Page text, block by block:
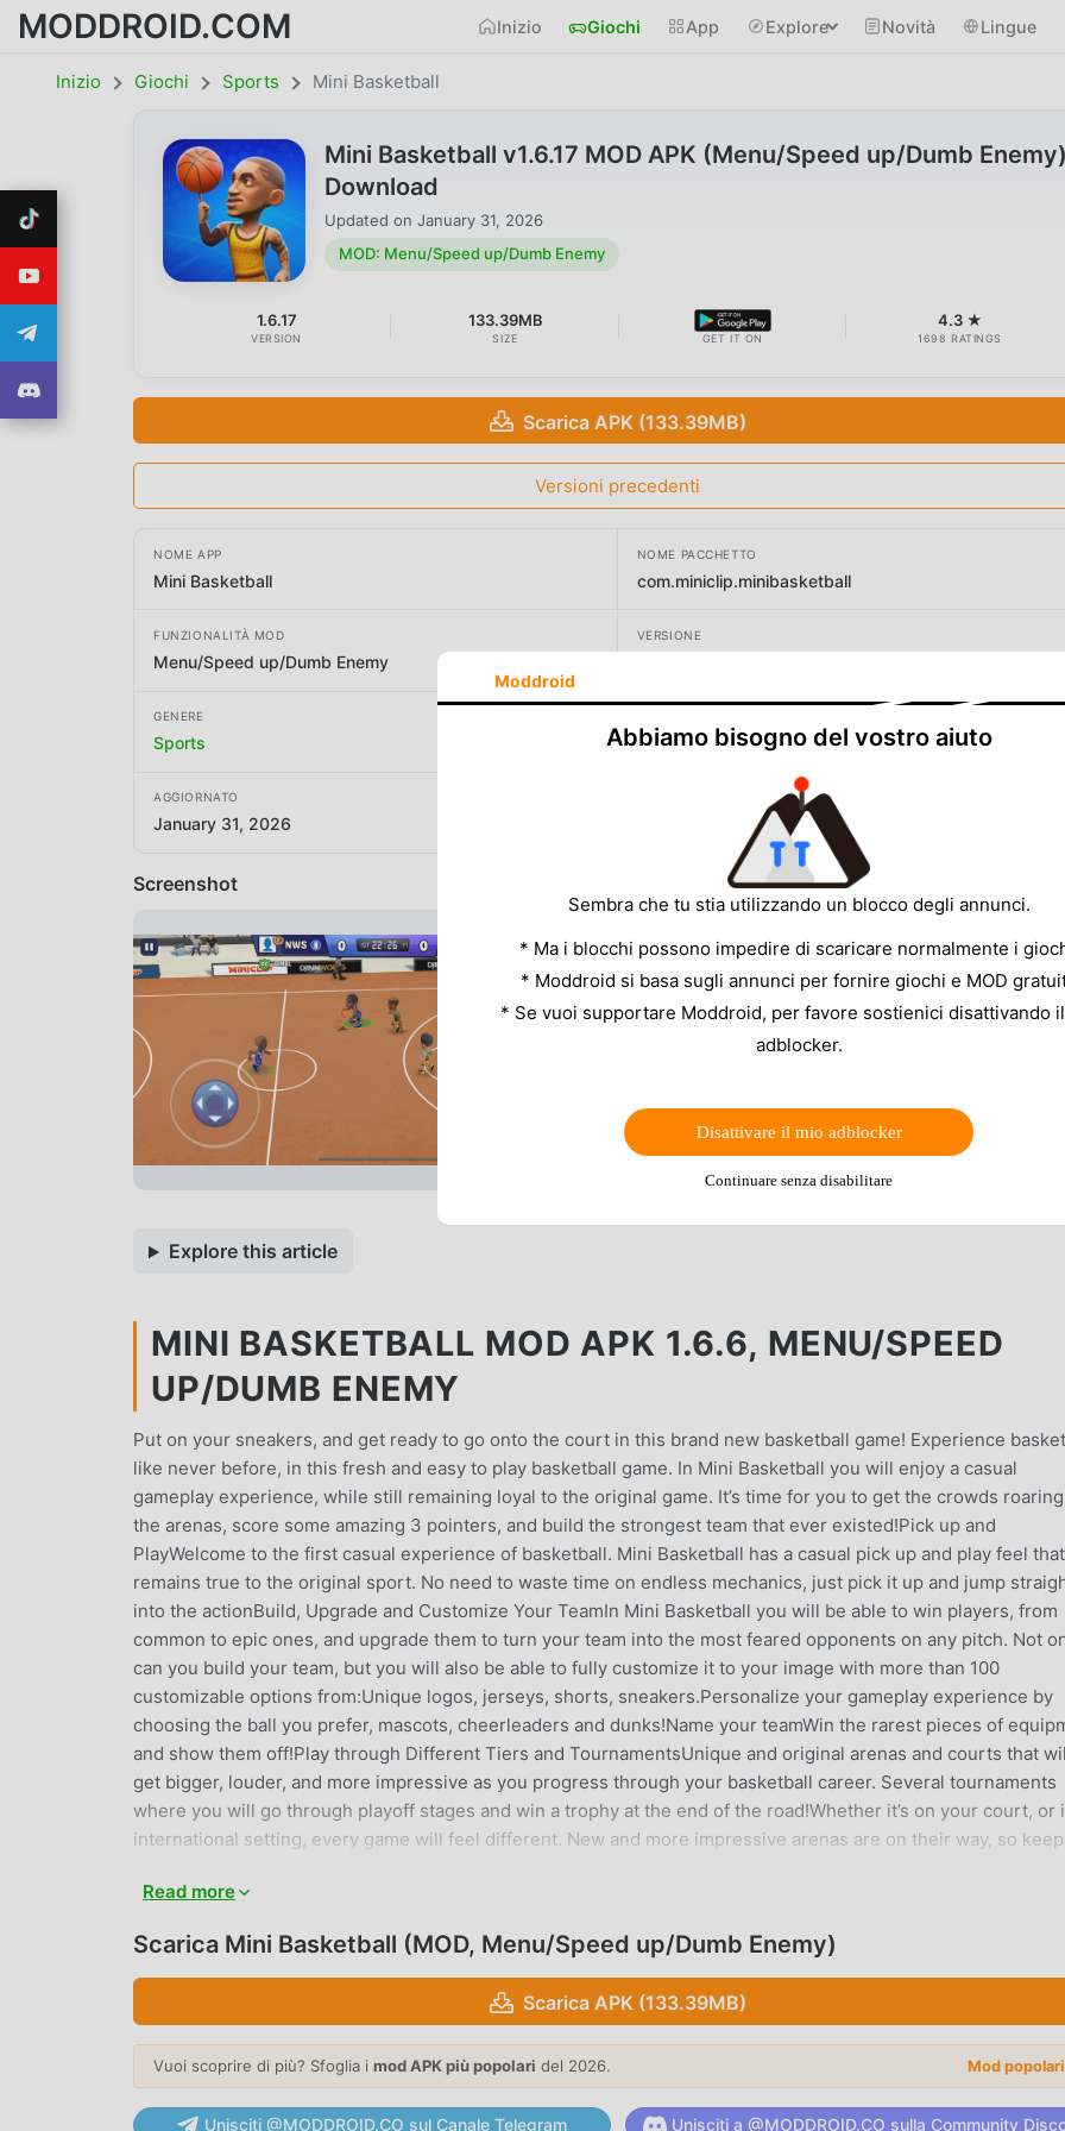
MODDROID.COM Inizio Giochi App Explore Novità Lingue
Inizio Giochi Sports Mini Basketball
Mini Basketball v1.6.17 MOD APK (Menu/Speed up/Dumb Enemy)
Download
Updated on January 31, 2026
MOD: Menu/Speed up/Dumb Enemy
1.6.17
VERSION
133.39MB
SIZE GET IT ON
4.3 ★
1698 RATINGS
Scarica APK (133.39MB)
Versioni precedenti
NOME APP
Mini Basketball
NOME PACCHETTO
com.miniclip.minibasketball
FUNZIONALITÀ MOD
Menu/Speed up/Dumb Enemy
VERSIONE
GENERE
Sports Miniclip.com
AGGIORNATO
January 31, 2026
Screenshot
Explore this article
MINI BASKETBALL MOD APK 1.6.6, MENU/SPEED
UP/DUMB ENEMY
Put on your sneakers, and get ready to go onto the court in this brand new basketball game! Experience
like never before, in this fresh and easy to play basketball game. In Mini Basketball you will enjoy a casual
gameplay experience, while still remaining loyal to the original game. It’s time for you to get the crowds
the arenas, score some amazing 3 pointers, and build the strongest team that ever existed!Pick up and
PlayWelcome to the first casual experience of basketball. Mini Basketball has a casual pick up and play feel
remains true to the original sport. No need to waste time on endless mechanics, just pick it up and jump
into the actionBuild, Upgrade and Customize Your TeamIn Mini Basketball you will be able to win players, from
common to epic ones, and upgrade them to turn your team into the most feared opponents on any pitch. Not
can you build your team, but you will also be able to fully customize it to your image with more than 100
customizable options from:Unique logos, jerseys, shorts, sneakers.Personalize your gameplay experience by
choosing the ball you prefer, mascots, cheerleaders and dunks!Name your teamWin the rarest pieces of
and show them off!Play through Different Tiers and TournamentsUnique and original arenas and courts that
get bigger, louder, and more impressive as you progress through your basketball career. Several tournaments
where you will go through playoff stages and win a trophy at the end of the road!Whether it’s on your court, or
international setting, every game will feel different. New and more impressive arenas are on their way, so
the competition. Every week you will have a chance to move up the leagues, from the Brass League to the All-
-------------------------------------This game includes optional in-game purchases (includes random
items).Contact us: support@miniclip.com
MINI BASKETBALL INTRODUZIONE
Mini Basketball Essendo un gioco sports molto popolare di recente, ha guadagnato molti fan in tutto il mondo
amano i giochi sports. Se vuoi scaricare questo gioco, come il più grande sito di download di giochi gratuiti per
Read more
Scarica Mini Basketball (MOD, Menu/Speed up/Dumb Enemy)
Scarica APK (133.39MB)
Vuoi scoprire di più? Sfoglia i mod APK più popolari del 2026. Mod
Unisciti @MODDROID.CO sul Canale Telegram Unisciti a @MODDROID.CO sulla Community
Moddroid
Abbiamo bisogno del vostro aiuto
Sembra che tu stia utilizzando un blocco degli annunci.
* Ma i blocchi possono impedire di scaricare normalmente i
* Moddroid si basa sugli annunci per fornire giochi e MOD
* Se vuoi supportare Moddroid, per favore sostienici disattivando
adblocker.
Disattivare il mio adblocker
Continuare senza disabilitare